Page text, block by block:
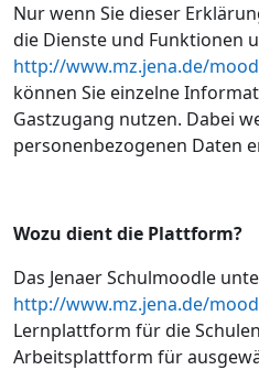
Nur wenn Sie dieser
die Dienste und Funktionen
http://www.mz.jena.de/
können Sie einzelne
Gastzugang nutzen. Dabei
personenbezogenen Daten
Wozu dient die Plattform?
Das Jenaer Schulmoodle
http://www.mz.jena.de/
Lernplattform für die Schulen
Arbeitsplattform für